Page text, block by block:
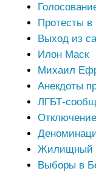
Протесты
Выход из
Илон Маск
Михаил
Анекдоты
ЛГБТ-
Жилищный
Выборы в